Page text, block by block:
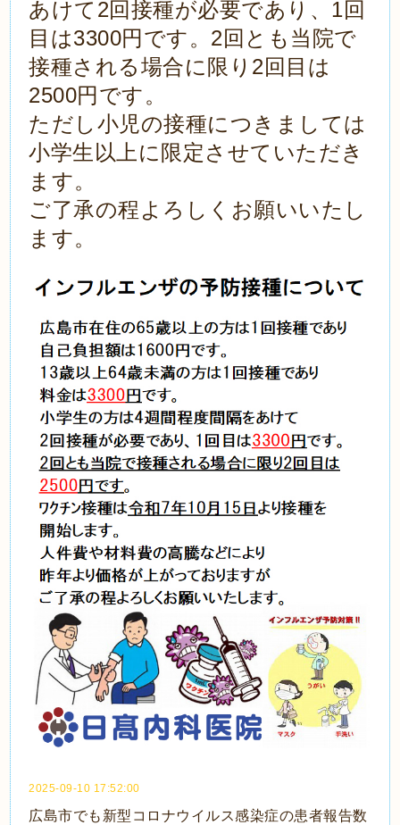
あけて 2回接種が必要であり、1回
目は3300円です。 2回とも当院で
接種される場合に限り 2回目は
2500円です。
ただし小児の接種につきましては
小学生以上に限定させていただき
ます。
ご了承の程よろしくお願いいたし
ます。
2025-09-10 17:52:00
広島市でも新型コロナウイルス感染症の患者報告数